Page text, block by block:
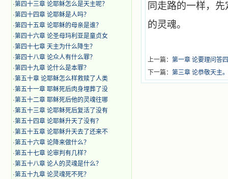
·第四十三章 论耶稣怎么是天主呢？
·第四十四章 论耶稣是人吗？
·第四十五章 论耶稣的母亲是谁？
·第四十六章 论圣母玛利亚是童贞女
·第四十七章 天主为什么降生？
·第四十八章 论众人有什么罪？
·第四十九章 论什么是本罪？
·第五十章 论耶稣怎么样救赎了人类
·第五十一章 耶稣死后肉身埋葬了没
·第五十二章 耶稣死后他的灵魂往哪
·第五十三章 论耶稣死后复活了没有
·第五十四章 论耶稣升天了没有？
·第五十五章 论耶稣升天去了还来不
·第五十六章 论降来做什么？
·第五十七章 论审判有几样？
·第五十八章 论人的灵魂是什么？
·第五十九章 论灵魂死不死？
同走路的一样，
的灵魂。
上一篇： 第一章 论要理问答
下一篇： 第三章 论恭敬天主。